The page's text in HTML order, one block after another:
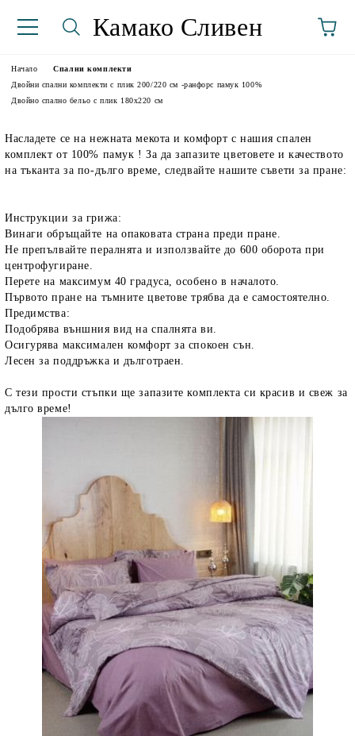
Камако Сливен
Начало
Спални комплекти
Двойни спални комплекти с плик 200/220 см -ранфорс памук 100%
Двойно спално бельо с плик 180х220 см
Насладете се на нежната мекота и комфорт с нашия спален
комплект от 100% памук ! За да запазите цветовете и качеството
на тъканта за по-дълго време, следвайте нашите съвети за пране:
Инструкции за грижа:
Винаги обръщайте на опаковата страна преди пране.
Не препълвайте пералнята и използвайте до 600 оборота при
центрофугиране.
Перете на максимум 40 градуса, особено в началото.
Първото пране на тъмните цветове трябва да е самостоятелно.
Предимства:
Подобрява външния вид на спалнята ви.
Осигурява максимален комфорт за спокоен сън.
Лесен за поддръжка и дълготраен.
С тези прости стъпки ще запазите комплекта си красив и свеж за
дълго време!